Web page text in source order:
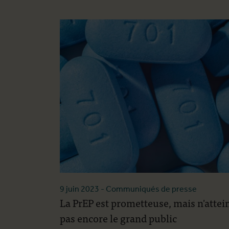
9 juin 2023 - Communiqués de presse
La PrEP est prometteuse, mais
pas encore le grand public